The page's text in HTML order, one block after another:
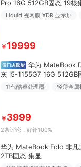
Pro 16G 512GB固态 19核
Liquid 视网膜 XDR 显示屏
￥ 19999
华为 MateBook
灰 i5-1155G7 16G 512GB
11代酷睿处理器 轻薄金属
￥ 3999
2条评论 ，好评100%
华为 MateBook Fold 非
2TB固态 集显